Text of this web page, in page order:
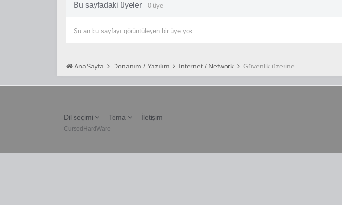
Bu sayfadaki üyeler 0 üye
Şu an bu sayfayı görüntüleyen bir üye yok
AnaSayfa Donanım / Yazılım İnternet / Network Güvenlik üzerine..
Dil seçimi Tema İletişim
CursedHardWare